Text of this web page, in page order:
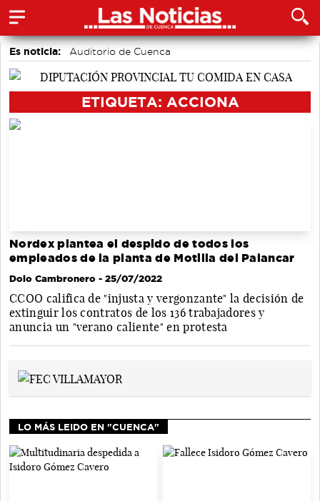
Es noticia:
Auditorio de Cuenca
Actividades culturales en Cuenca
ETIQUETA: ACCIONA
Nordex plantea el despido de todos los
empleados de la planta de Motilla del Palancar
Dolo Cambronero - 25/07/2022
CCOO califica de "injusta y vergonzante" la decisión de
extinguir los contratos de los 136 trabajadores y
anuncia un "verano caliente" en protesta
LO MÁS LEIDO EN "CUENCA"